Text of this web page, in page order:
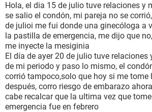
BIENESTAR
SEXUALIDAD
GLOSARIO
Hola, el dia 15 de julio tuve relaciones y
se salio el condón, mi pareja no se
de julioi me fui donde una ginecóloga a
la pastilla de emergencia, me dijo que
me inyecte la mesiginia
El día de ayer 20 de julio tuve relaciones
de mi periodo y paso lo mismo, el
corrió tampoco,solo que hoy si me tome
después, corro riesgo de embarazo
cabe recalcar que la ultima vez que
emergencia fue en febrero